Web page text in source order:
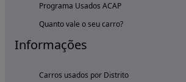
Programa Usados ACAP
Quanto vale o seu carro?
Informações
Carros usados por Distrito